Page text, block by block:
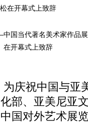
国当代著名美术家作品
在开幕式上致辞
庆祝中国与亚
部、亚美尼亚
国对外艺术展